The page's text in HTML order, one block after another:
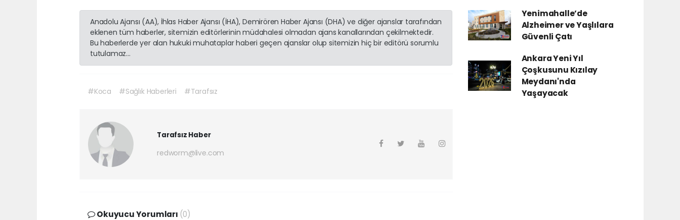
Anadolu Ajansı (AA), İhlas Haber Ajansı (İHA), Demirören Haber Ajansı (DHA) ve diğer ajanslar tarafından
eklenen tüm haberler, sitemizin editörlerinin müdahalesi olmadan ajans kanallarından çekilmektedir.
Bu haberlerde yer alan hukuki muhataplar haberi geçen ajanslar olup sitemizin hiç bir editörü sorumlu
tutulamaz...
#Koca #Sağlık Haberleri #Tarafsız
Tarafsız Haber
redworm@live.com
Okuyucu Yorumları (0)
Yenimahalle’de
Alzheimer ve Yaşlılara
Güvenli Çatı
Ankara Yeni Yıl
Çoşkusunu Kızılay
Meydanı'nda
Yaşayacak